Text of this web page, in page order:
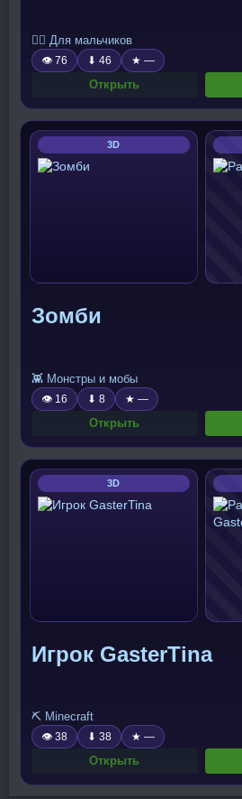
🧍‍♂️ Для мальчиков
👁 76 ⬇ 46 ★ —
Открыть
3D
Зомби
👾 Монстры и мобы
👁 16 ⬇ 8 ★ —
Открыть
3D
Игрок GasterTina
⛏️ Minecraft
👁 38 ⬇ 38 ★ —
Открыть